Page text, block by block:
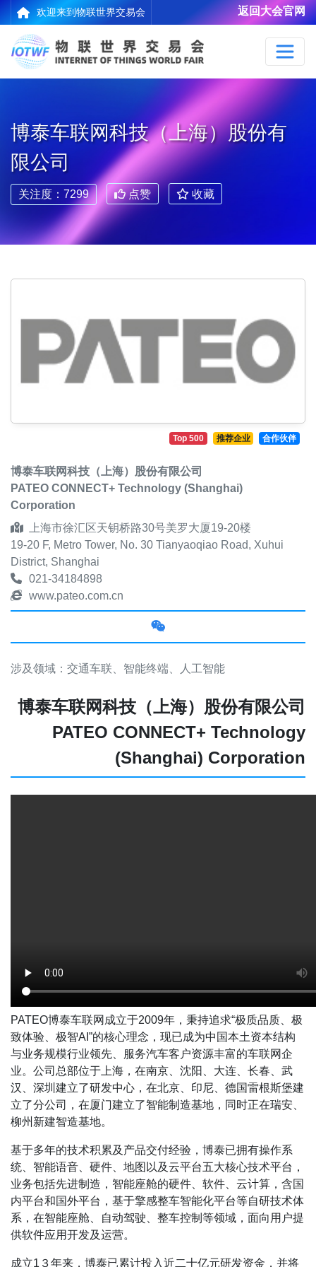
欢迎来到物联世界交易会 返回大会官网
博泰车联网科技（上海）股份有
限公司
关注度：7299 点赞 收藏
Top 500 推荐企业 合作伙伴
博泰车联网科技（上海）股份有限公司
PATEO CONNECT+ Technology (Shanghai)
Corporation
上海市徐汇区天钥桥路30号美罗大厦19-20楼
19-20 F, Metro Tower, No. 30 Tianyaoqiao Road, Xuhui
District, Shanghai
021-34184898
www.pateo.com.cn
涉及领域：交通车联、智能终端、人工智能
博泰车联网科技（上海）股份有限公司
PATEO CONNECT+ Technology
(Shanghai) Corporation
PATEO博泰车联网成立于2009年，秉持追求“极质品质、极
致体验、极智AI”的核心理念，现已成为中国本土资本结构
与业务规模行业领先、服务汽车客户资源丰富的车联网企
业。公司总部位于上海，在南京、沈阳、大连、长春、武
汉、深圳建立了研发中心，在北京、印尼、德国雷根斯堡建
立了分公司，在厦门建立了智能制造基地，同时正在瑞安、
柳州新建智造基地。
基于多年的技术积累及产品交付经验，博泰已拥有操作系
统、智能语音、硬件、地图以及云平台五大核心技术平台，
业务包括先进制造，智能座舱的硬件、软件、云计算，含国
内平台和国外平台，基于擎感整车智能化平台等自研技术体
系，在智能座舱、自动驾驶、整车控制等领域，面向用户提
供软件应用开发及运营。
成立1３年来，博泰已累计投入近二十亿元研发资金，并将